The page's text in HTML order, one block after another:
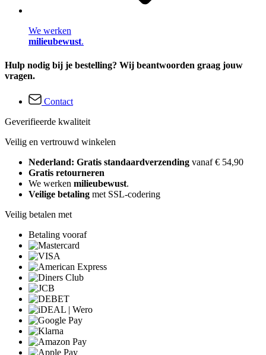
We werken
milieubewust.
Hulp nodig bij je bestelling? Wij beantwoorden graag jouw
vragen.
Contact
Geverifieerde kwaliteit
Veilig en vertrouwd winkelen
Nederland: Gratis standaardverzending vanaf € 54,90
Gratis retourneren
We werken milieubewust.
Veilige betaling met SSL-codering
Veilig betalen met
Betaling vooraf